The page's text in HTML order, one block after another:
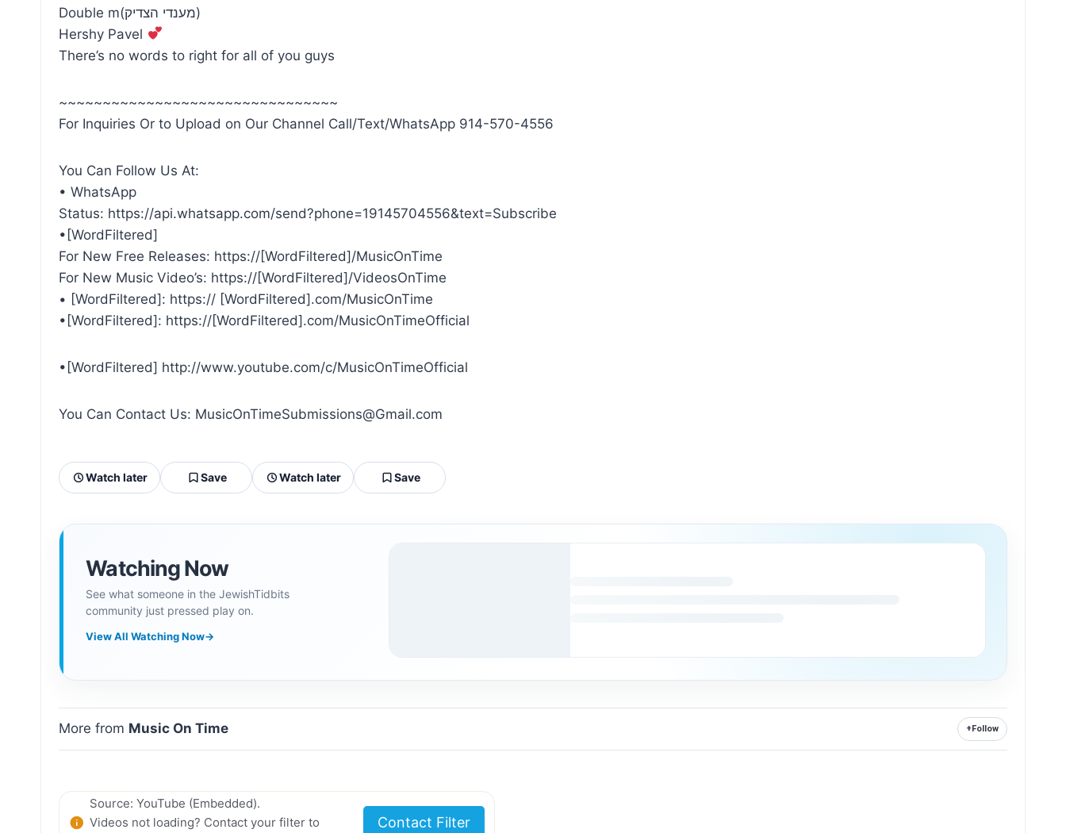
Double m(מענדי הצדיק)
Hershy Pavel
There’s no words to right for all of you guys
~~~~~~~~~~~~~~~~~~~~~~~~~~~~~~~~
For Inquiries Or to Upload on Our Channel Call/Text/WhatsApp 914-570-4556
You Can Follow Us At:
• WhatsApp
Status: https://api.whatsapp.com/send?phone=19145704556&text=Subscribe
•[WordFiltered]
For New Free Releases: https://[WordFiltered]/MusicOnTime
For New Music Video’s: https://[WordFiltered]/VideosOnTime
• [WordFiltered]: https:// [WordFiltered].com/MusicOnTime
•[WordFiltered]: https://[WordFiltered].com/MusicOnTimeOfficial
•[WordFiltered] http://www.youtube.com/c/MusicOnTimeOfficial
You Can Contact Us: MusicOnTimeSubmissions@Gmail.com
Watch later Save Watch later Save
Watching Now
See what someone in the JewishTidbits
community just pressed play on.
View All Watching Now→
More from Music On Time + Follow
Source: YouTube (Embedded).
Videos not loading? Contact your filter to
Contact Filter